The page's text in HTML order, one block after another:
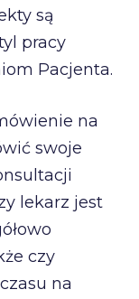
są
pracy
Pacjenta.
na
swoje
lekarz jest
czy
na